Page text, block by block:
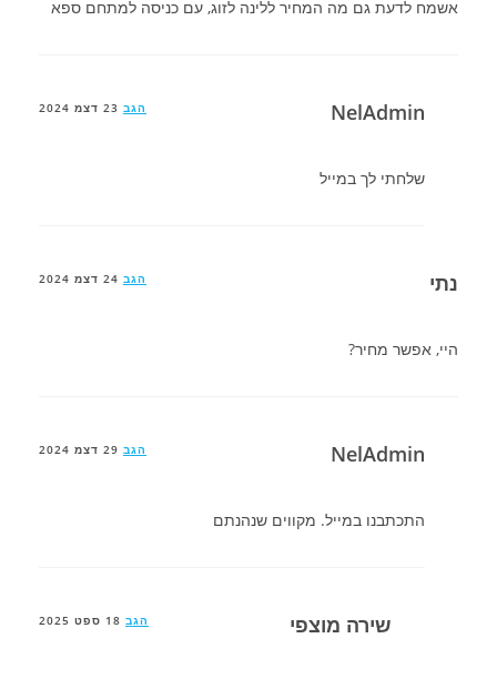
אשמח לדעת גם מה המחיר ללינה לזוג, עם כניסה למתחם ספא
NelAdmin הגב 23 דצמ 2024
שלחתי לך במייל
נתי הגב 24 דצמ 2024
היי, אפשר מחיר?
NelAdmin הגב 29 דצמ 2024
התכתבנו במייל. מקווים שנהנתם
שירה מוצפי הגב 18 ספט 2025